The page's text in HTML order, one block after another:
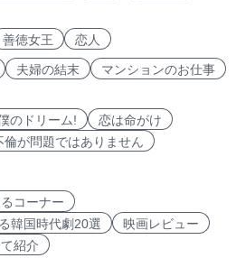
善徳女王 恋人
夫婦の結末
マンションのお仕事
のドリーム!
恋は命がけ
倫が問題ではありません
コーナー
韓国時代劇20選
映画レビュー
紹介